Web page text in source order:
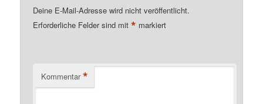
Deine E-Mail-Adresse wird nicht veröffentlicht.
Erforderliche Felder sind mit* markiert
Kommentar *